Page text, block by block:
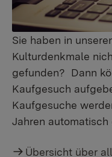
Sie haben in
Kulturdenkmale
gefunden? Dann
Kaufgesuch
Kaufgesuche
Jahren automatisch
Übersicht über